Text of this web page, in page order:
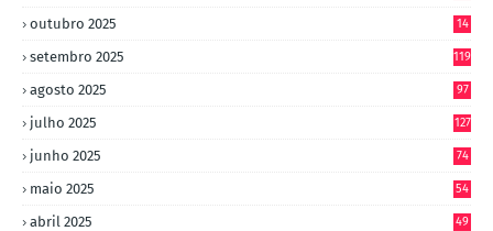
outubro 2025
14
setembro 2025 119
agosto 2025 97
julho 2025 127
junho 2025 74
maio 2025 54
abril 2025 49